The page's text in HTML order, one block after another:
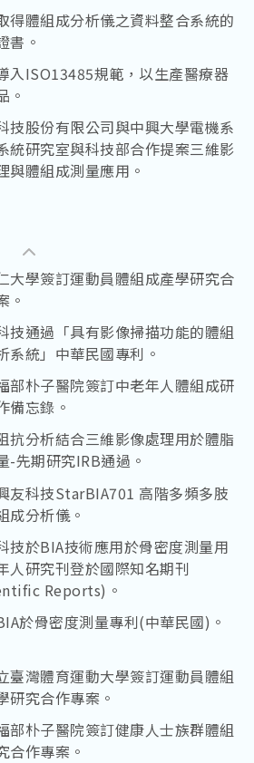
得體組成分析儀之資料整合系統的
書。
入ISO13485規範，以生產醫療器
。
技股份有限公司與中興大學電機系
統研究室與科技部合作提案三維影
與體組成測量應用。
大學簽訂運動員體組成產學研究合
。
技通過「具有影像掃描功能的體組
系統」中華民國專利。
部朴子醫院簽訂中老年人體組成研
備忘錄。
抗分析結合三維影像處理用於體脂
-先期研究IRB通過。
友科技StarBIA701 高階多頻多肢
成分析儀。
技於BIA技術應用於骨密度測量用
人研究刊登於國際知名期刊
Reports)。
於骨密度測量專利(中華民國)。
臺灣體育運動大學簽訂運動員體組
研究合作專案。
部朴子醫院簽訂健康人士族群體組
合作專案。